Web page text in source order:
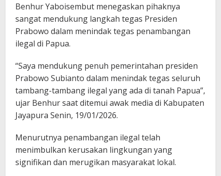
Benhur Yaboisembut menegaskan pihaknya
sangat mendukung langkah tegas Presiden
Prabowo dalam menindak tegas penambangan
ilegal di Papua.
“Saya mendukung penuh pemerintahan presiden
Prabowo Subianto dalam menindak tegas seluruh
tambang-tambang ilegal yang ada di tanah Papua”,
ujar Benhur saat ditemui awak media di Kabupaten
Jayapura Senin, 19/01/2026.
Menurutnya penambangan ilegal telah
menimbulkan kerusakan lingkungan yang
signifikan dan merugikan masyarakat lokal.